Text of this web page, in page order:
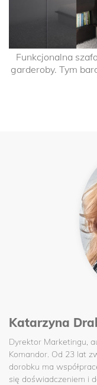
Funkcjonalna
garderoby. Tym
Katarzyna
Dyrektor Marketingu,
Komandor. Od 23 lat
dorobku ma
się doświadczeniem i